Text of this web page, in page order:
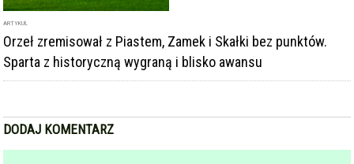
ARTYKUŁ
Orzeł zremisował z Piastem, Zamek i Skałki bez punktów.
Sparta z historyczną wygraną i blisko awansu
DODAJ KOMENTARZ